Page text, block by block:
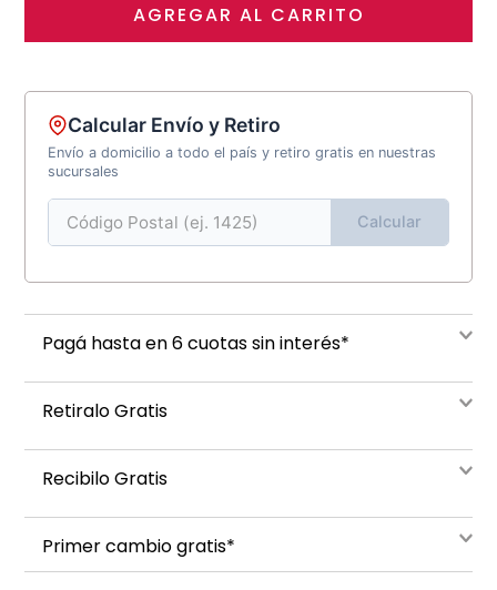
AGREGAR AL CARRITO
Calcular Envío y Retiro
Envío a domicilio a todo el país y retiro gratis en nuestras
sucursales
Calcular
Pagá hasta en 6 cuotas sin interés*
Retiralo Gratis
Recibilo Gratis
Primer cambio gratis*